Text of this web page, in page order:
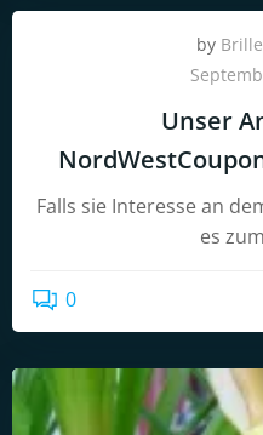
by
Unser
Falls sie Interesse an
es
0